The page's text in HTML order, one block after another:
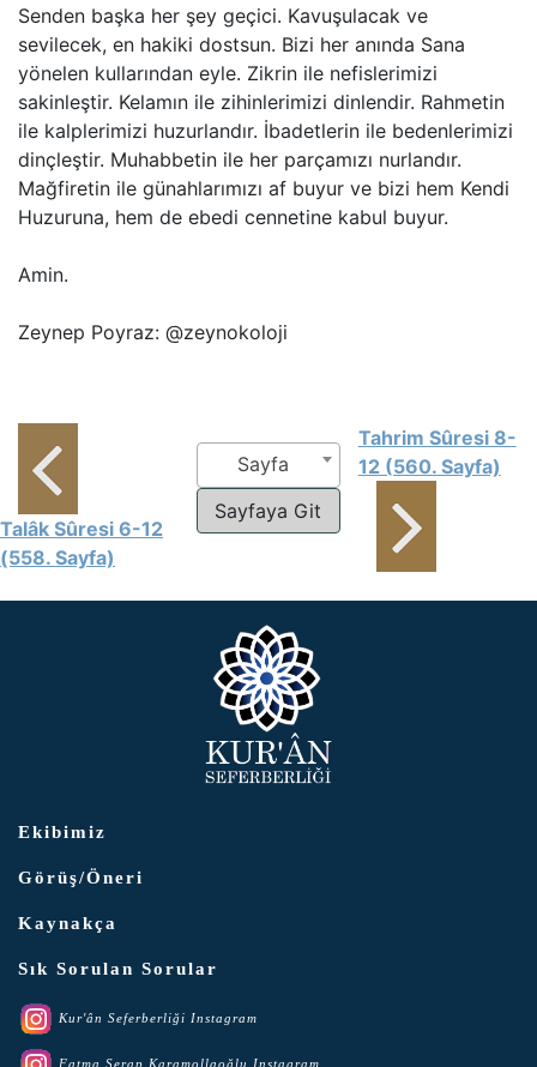
Senden başka her şey geçici. Kavuşulacak ve
sevilecek, en hakiki dostsun. Bizi her anında Sana
yönelen kullarından eyle. Zikrin ile nefislerimizi
sakinleştir. Kelamın ile zihinlerimizi dinlendir. Rahmetin
ile kalplerimizi huzurlandır. İbadetlerin ile bedenlerimizi
dinçleştir. Muhabbetin ile her parçamızı nurlandır.
Mağfiretin ile günahlarımızı af buyur ve bizi hem Kendi
Huzuruna, hem de ebedi cennetine kabul buyur.
Amin.
Zeynep Poyraz: @zeynokoloji
Talâk Sûresi 6-12
(558. Sayfa)
Sayfa
Tahrim Sûresi 8-
12 (560. Sayfa)
Ekibimiz
Görüş/Öneri
Kaynakça
Sık Sorulan Sorular
Kur'ân Seferberliği Instagram
Fatma Serap Karamollaoğlu Instagram